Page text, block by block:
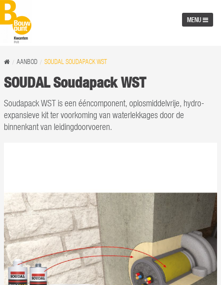
MENU
AANBOD SOUDAL SOUDAPACK WST
SOUDAL Soudapack WST
Soudapack WST is een ééncomponent, oplosmiddelvrije, hydro-
expansieve kit ter voorkoming van waterlekkages door de
binnenkant van leidingdoorvoeren.